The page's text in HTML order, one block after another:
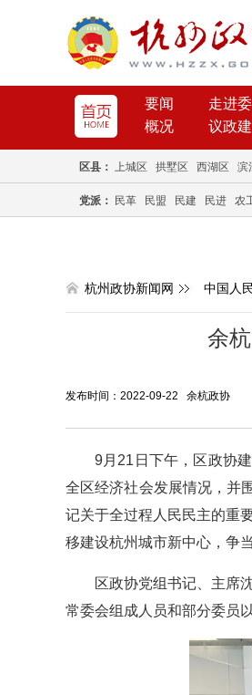
要闻 走进
概况
议政
区县： 上城区 拱墅区 西湖区 滨
党派： 民革 民盟 民建 民进 农
杭州政协新闻网 中国人
余
发布时间：2022-09-22 余杭政协
9月21日下午，区政协
全区经济社会发展情况，并
记关于全过程人民民主的重
移建设杭州城市新中心，争
区政协党组书记、主席
常委会组成人员和部分委员